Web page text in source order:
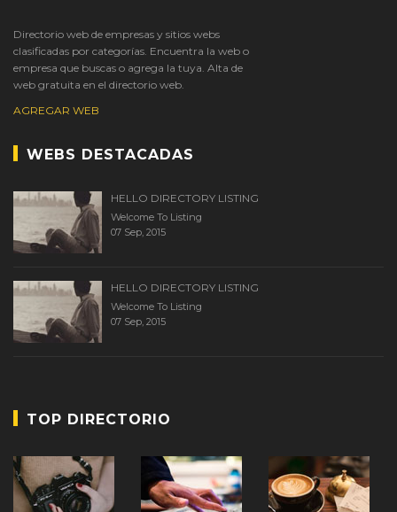
Directorio web de empresas y sitios webs
clasificadas por categorías. Encuentra la web o
empresa que buscas o agrega la tuya. Alta de
web gratuita en el directorio web.
AGREGAR WEB
WEBS DESTACADAS
HELLO DIRECTORY LISTING
Welcome To Listing
07 Sep, 2015
HELLO DIRECTORY LISTING
Welcome To Listing
07 Sep, 2015
TOP DIRECTORIO